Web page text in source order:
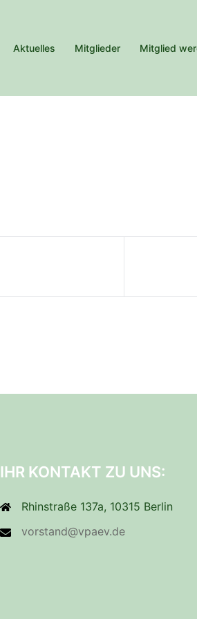
Aktuelles Mitglieder Mitglied
IHR KONTAKT ZU UNS:
Rhinstraße 137a, 10315 Berlin
vorstand@vpaev.de